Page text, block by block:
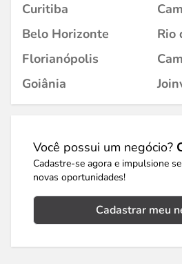
Curitiba
Belo Horizonte
Rio
Florianópolis
Goiânia
Você possui um negócio?
Cadastre-se agora e impulsione
novas oportunidades!
Cadastrar meu